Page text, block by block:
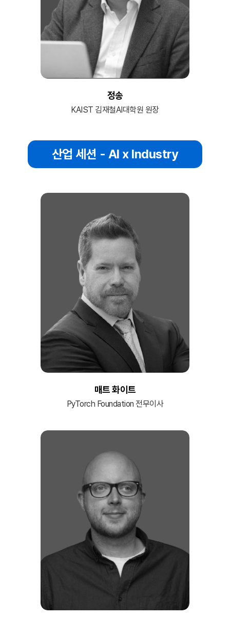
정송
KAIST 김재철AI대학원 원장
산업 세션 - AI x Industry
매트 화이트
PyTorch Foundation 전무이사